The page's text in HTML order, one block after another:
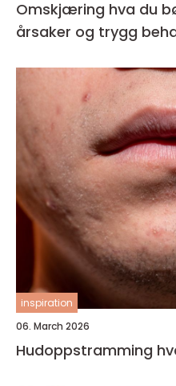
Omskjæring hva du bør vite om inngrepet,
årsaker og trygg
inspiration
06. March 2026